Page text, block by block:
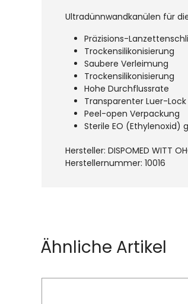
Ultradünnwandkanülen für
Präzisions-
Trockensilikonisierung
Saubere Verleimung
Trockensilikonisierung
Hohe Durchflussrate
Transparenter Luer-
Peel-open Verpackung
Sterile EO (Ethylenoxid)
Hersteller: DISPOMED WITT
Herstellernummer: 10016
Ähnliche Artikel